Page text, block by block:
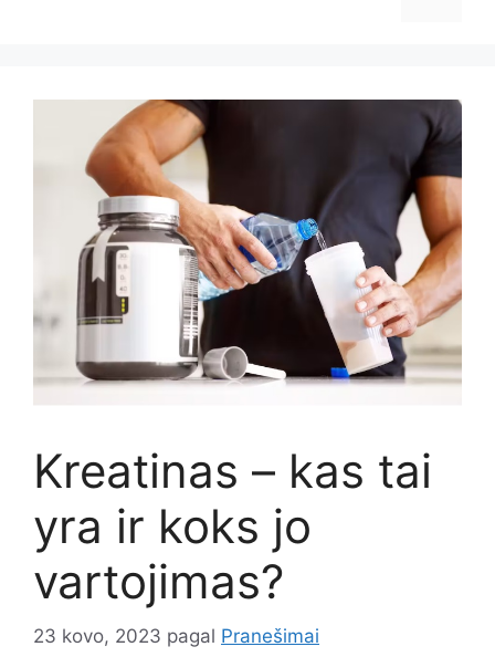
Kreatinas – kas tai
yra ir koks jo
vartojimas?
23 kovo, 2023 pagal Pranešimai